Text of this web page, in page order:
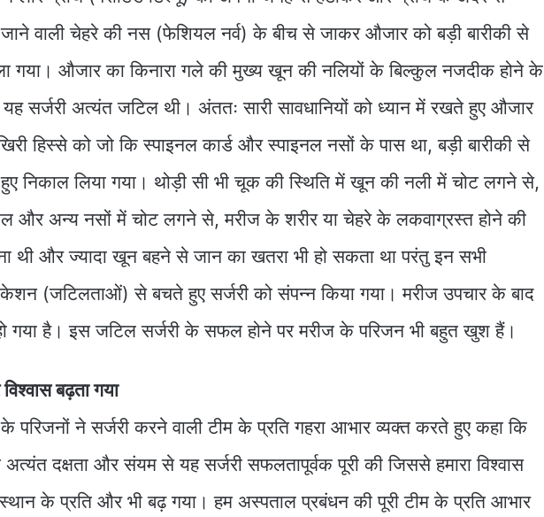
वाली चेहरे की नस (फेशियल नर्व) के बीच से जाकर औजार को बड़ी बारीकी से
गया। औजार का किनारा गले की मुख्य खून की नलियों के बिल्कुल नजदीक होने के
सर्जरी अत्यंत जटिल थी। अंततः सारी सावधानियों को ध्यान में रखते हुए औजार
हिस्से को जो कि स्पाइनल कार्ड और स्पाइनल नसों के पास था, बड़ी बारीकी से
निकाल लिया गया। थोड़ी सी भी चूक की स्थिति में खून की नली में चोट लगने से,
और अन्य नसों में चोट लगने से, मरीज के शरीर या चेहरे के लकवाग्रस्त होने की
थी और ज्यादा खून बहने से जान का खतरा भी हो सकता था परंतु इन सभी
(जटिलताओं) से बचते हुए सर्जरी को संपन्न किया गया। मरीज उपचार के बाद
गया है। इस जटिल सर्जरी के सफल होने पर मरीज के परिजन भी बहुत खुश हैं।
बढ़ता गया
परिजनों ने सर्जरी करने वाली टीम के प्रति गहरा आभार व्यक्त करते हुए कहा कि
अत्यंत दक्षता और संयम से यह सर्जरी सफलतापूर्वक पूरी की जिससे हमारा विश्वास
के प्रति और भी बढ़ गया। हम अस्पताल प्रबंधन की पूरी टीम के प्रति आभार